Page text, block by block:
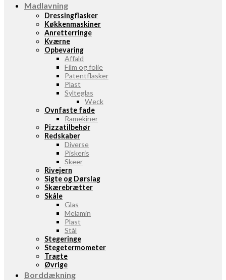
Madlavning
Dressingflasker
Køkkenmaskiner
Anretterringe
Kværne
Opbevaring
Affald
Film og folie
Patentflasker
Plast
Sylteglas
Weck
Ovnfaste fade
Ramekiner
Pizzatilbehør
Redskaber
Diverse
Piskeris
Skeer
Rivejern
Sigte og Dørslag
Skærebrætter
Skåle
Glas
Melamin
Plast
Stål
Stegeringe
Stegetermometer
Tragte
Øvrige
Borddækning